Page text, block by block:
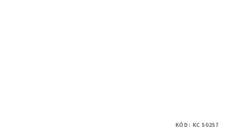
KÓD: KC 50257